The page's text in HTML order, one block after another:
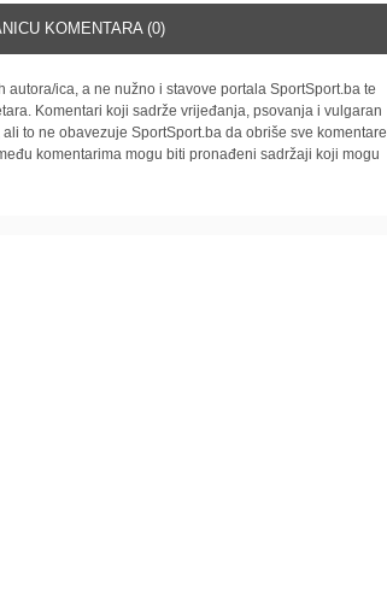
KOMENTARA (0)
ica, a ne nužno i stavove portala SportSport.ba te
Komentari koji sadrže vrijeđanja, psovanja i vulgaran
to ne obavezuje SportSport.ba da obriše sve komentare
komentarima mogu biti pronađeni sadržaji koji mogu